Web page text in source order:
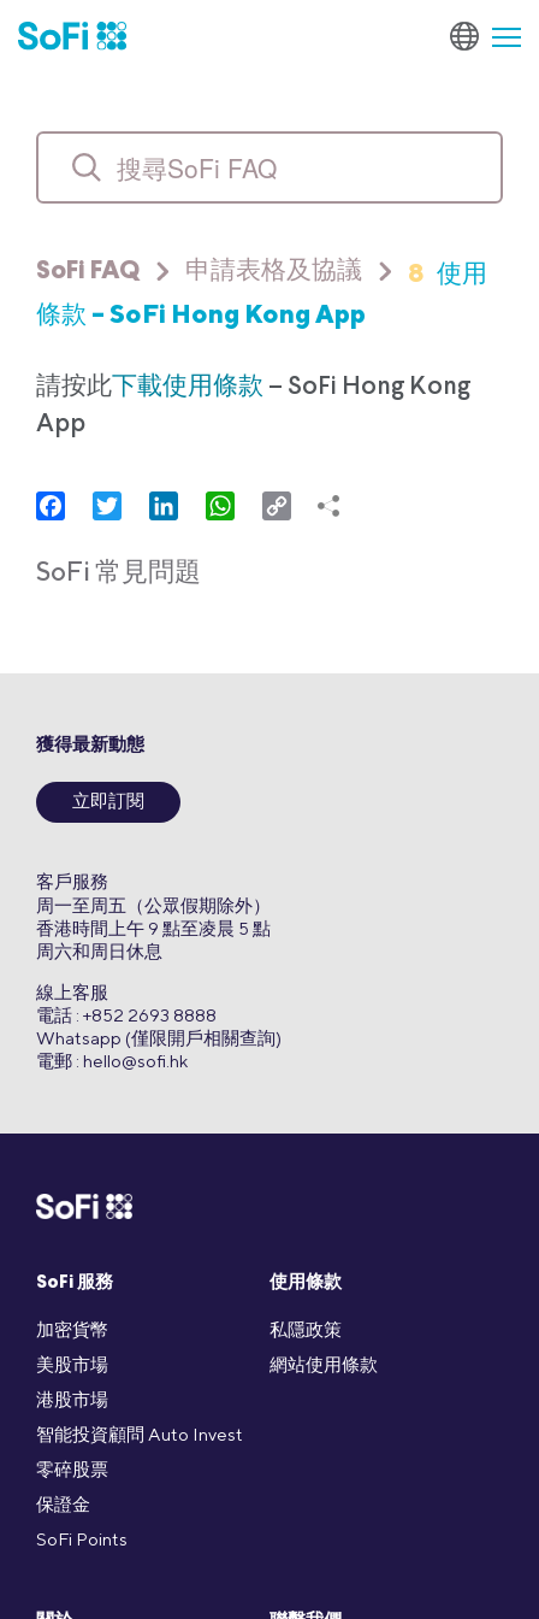
SoFi FAQ 申請表格及協議 8 使用
條款 – SoFi Hong Kong App
請按此 下載使用條款 – SoFi Hong Kong
App
FacebookTwitter LinkedInWhatsApp
Copy
SoFi 常見問題
SoFi 服務
加密貨幣
美股市場
港股市場
智能投資顧問 Auto Invest
零碎股票
保證金
SoFi Points
使用條款
私隱政策
網站使用條款
獲得最新動態
立即訂閱
客戶服務
周一至周五（公眾假期除外）
香港時間上午 9 點至凌晨 5 點
周六和周日休息
線上客服
電話 : +852 2693 8888
Whatsapp (僅限開戶相關查詢)
電郵 : hello@sofi.hk